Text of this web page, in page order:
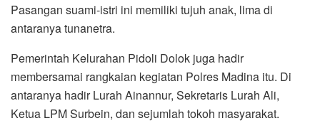
Pasangan suami-istri ini memiliki tujuh anak, lima di
antaranya tunanetra.
Pemerintah Kelurahan Pidoli Dolok juga hadir
membersamai rangkaian kegiatan Polres Madina itu. Di
antaranya hadir Lurah Ainannur, Sekretaris Lurah Ali,
Ketua LPM Surbein, dan sejumlah tokoh masyarakat.